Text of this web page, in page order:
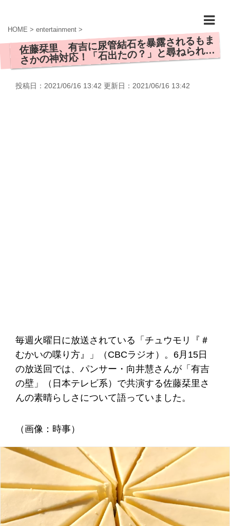
HOME > entertainment >
佐藤栞里、有吉に尿管結石を暴露されるもま
さかの神対応！「石出たの？」と尋ねられ…
投稿日：2021/06/16 13:42 更新日： 2021/06/16 13:42
毎週火曜日に放送されている「チュウモリ『＃
むかいの喋り方』」（CBCラジオ）。6月15日
の放送回では、パンサー・向井慧さんが「有吉
の壁」（日本テレビ系）で共演する佐藤栞里さ
んの素晴らしさについて語っていました。
（画像：時事）